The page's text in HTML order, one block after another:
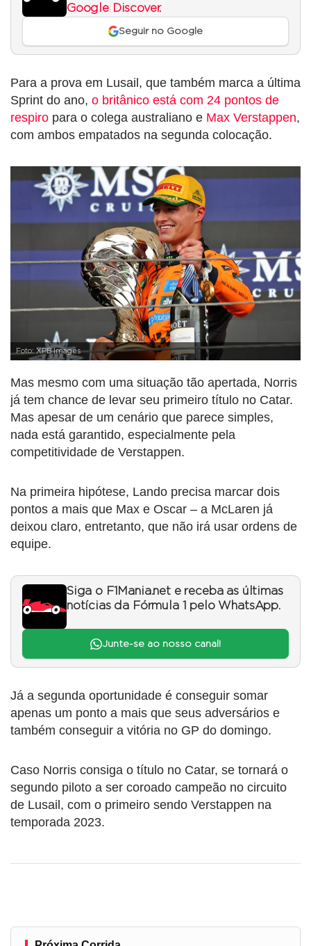
Google Discover.
Seguir no Google
Para a prova em Lusail, que também marca a última
Sprint do ano, o britânico está com 24 pontos de
respiro para o colega australiano e Max Verstappen,
com ambos empatados na segunda colocação.
Foto: XPB Images
Mas mesmo com uma situação tão apertada, Norris
já tem chance de levar seu primeiro título no Catar.
Mas apesar de um cenário que parece simples,
nada está garantido, especialmente pela
competitividade de Verstappen.
Na primeira hipótese, Lando precisa marcar dois
pontos a mais que Max e Oscar – a McLaren já
deixou claro, entretanto, que não irá usar ordens de
equipe.
Siga o F1Mania.net e receba as últimas
notícias da Fórmula 1 pelo WhatsApp.
Junte-se ao nosso canal!
Já a segunda oportunidade é conseguir somar
apenas um ponto a mais que seus adversários e
também conseguir a vitória no GP do domingo.
Caso Norris consiga o título no Catar, se tornará o
segundo piloto a ser coroado campeão no circuito
de Lusail, com o primeiro sendo Verstappen na
temporada 2023.